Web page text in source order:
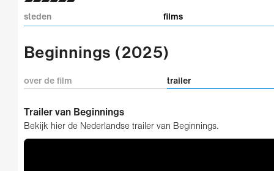
steden films
Beginnings (2025)
over de film trailer
Trailer van Beginnings
Bekijk hier de Nederlandse trailer van Beginnings.